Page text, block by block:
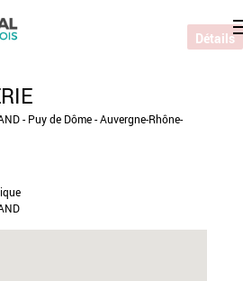
- Puy de Dôme - Auvergne-Rhône-
Détails